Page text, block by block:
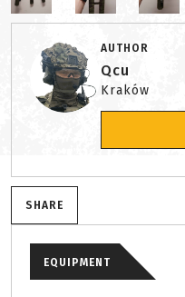
AUTHOR
Qcu
Kraków
SHARE
EQUIPMENT